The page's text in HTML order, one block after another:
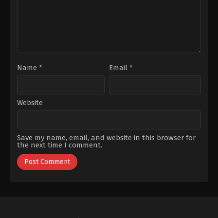
Name * Email *
Website
Save my name, email, and website in this browser for
the next time I comment.